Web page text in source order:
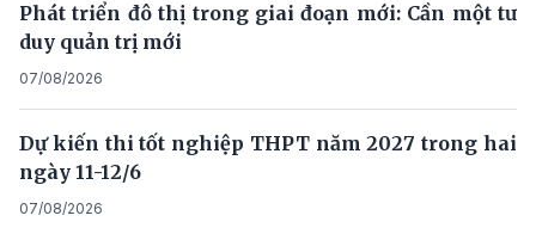
Phát triển đô thị trong giai đoạn mới: Cần một tư
duy quản trị mới
07/08/2026
Dự kiến thi tốt nghiệp THPT năm 2027 trong hai
ngày 11-12/6
07/08/2026